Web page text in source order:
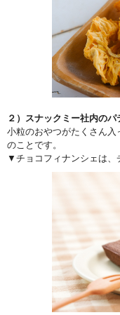
２）スナックミー社内の
小粒のおやつがたくさん入
のことです。
▼チョコフィナンシェは、